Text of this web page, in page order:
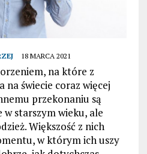
18 MARCA 2021
na które z
świecie coraz więcej
przekonaniu są
starszym wieku, ale
Większość z nich
w którym ich uszy